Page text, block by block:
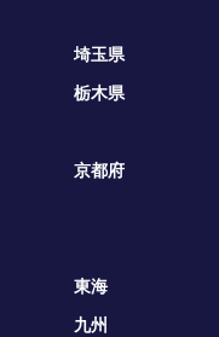
埼玉県
栃木県
京都府
東海
九州